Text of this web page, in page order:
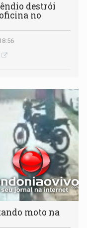
destrói
no
moto na